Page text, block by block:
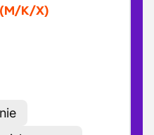
(M/K/X)